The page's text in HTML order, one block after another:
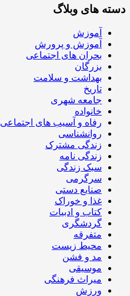
دسته های وبلاگ
آموزش
آموزش و پرورش
بحران های اجتماعی
بزرگان
بهداشت و سلامت
تاریخ
جامعه شهری
خانواده
رفاه و آسیب های اجتماعی
روانشناسی
زندگی مشترک
زندگی نامه
سبک زندگی
سرگرمی
صنایع دستی
غذا و خوراک
کتاب و ادبیات
گردشگری
متفرقه
محیط زیست
مد و فشن
موسیقی
میراث فرهنگی
ورزش